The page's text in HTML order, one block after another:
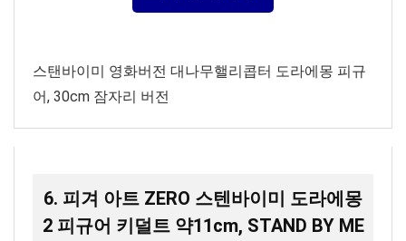
스탠바이미 영화버전 대나무핼리콥터 도라에몽 피규
어, 30cm 잠자리 버전
6. 피겨 아트 ZERO 스텐바이미 도라에몽
2 피규어 키덜트 약11cm, STAND BY ME